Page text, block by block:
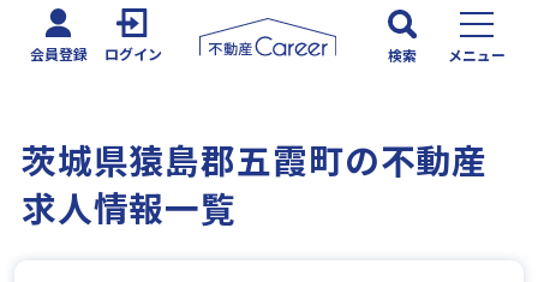
会員登録 ログイン 検索 メニュー
茨城県猿島郡五霞町の不動産
求人情報一覧